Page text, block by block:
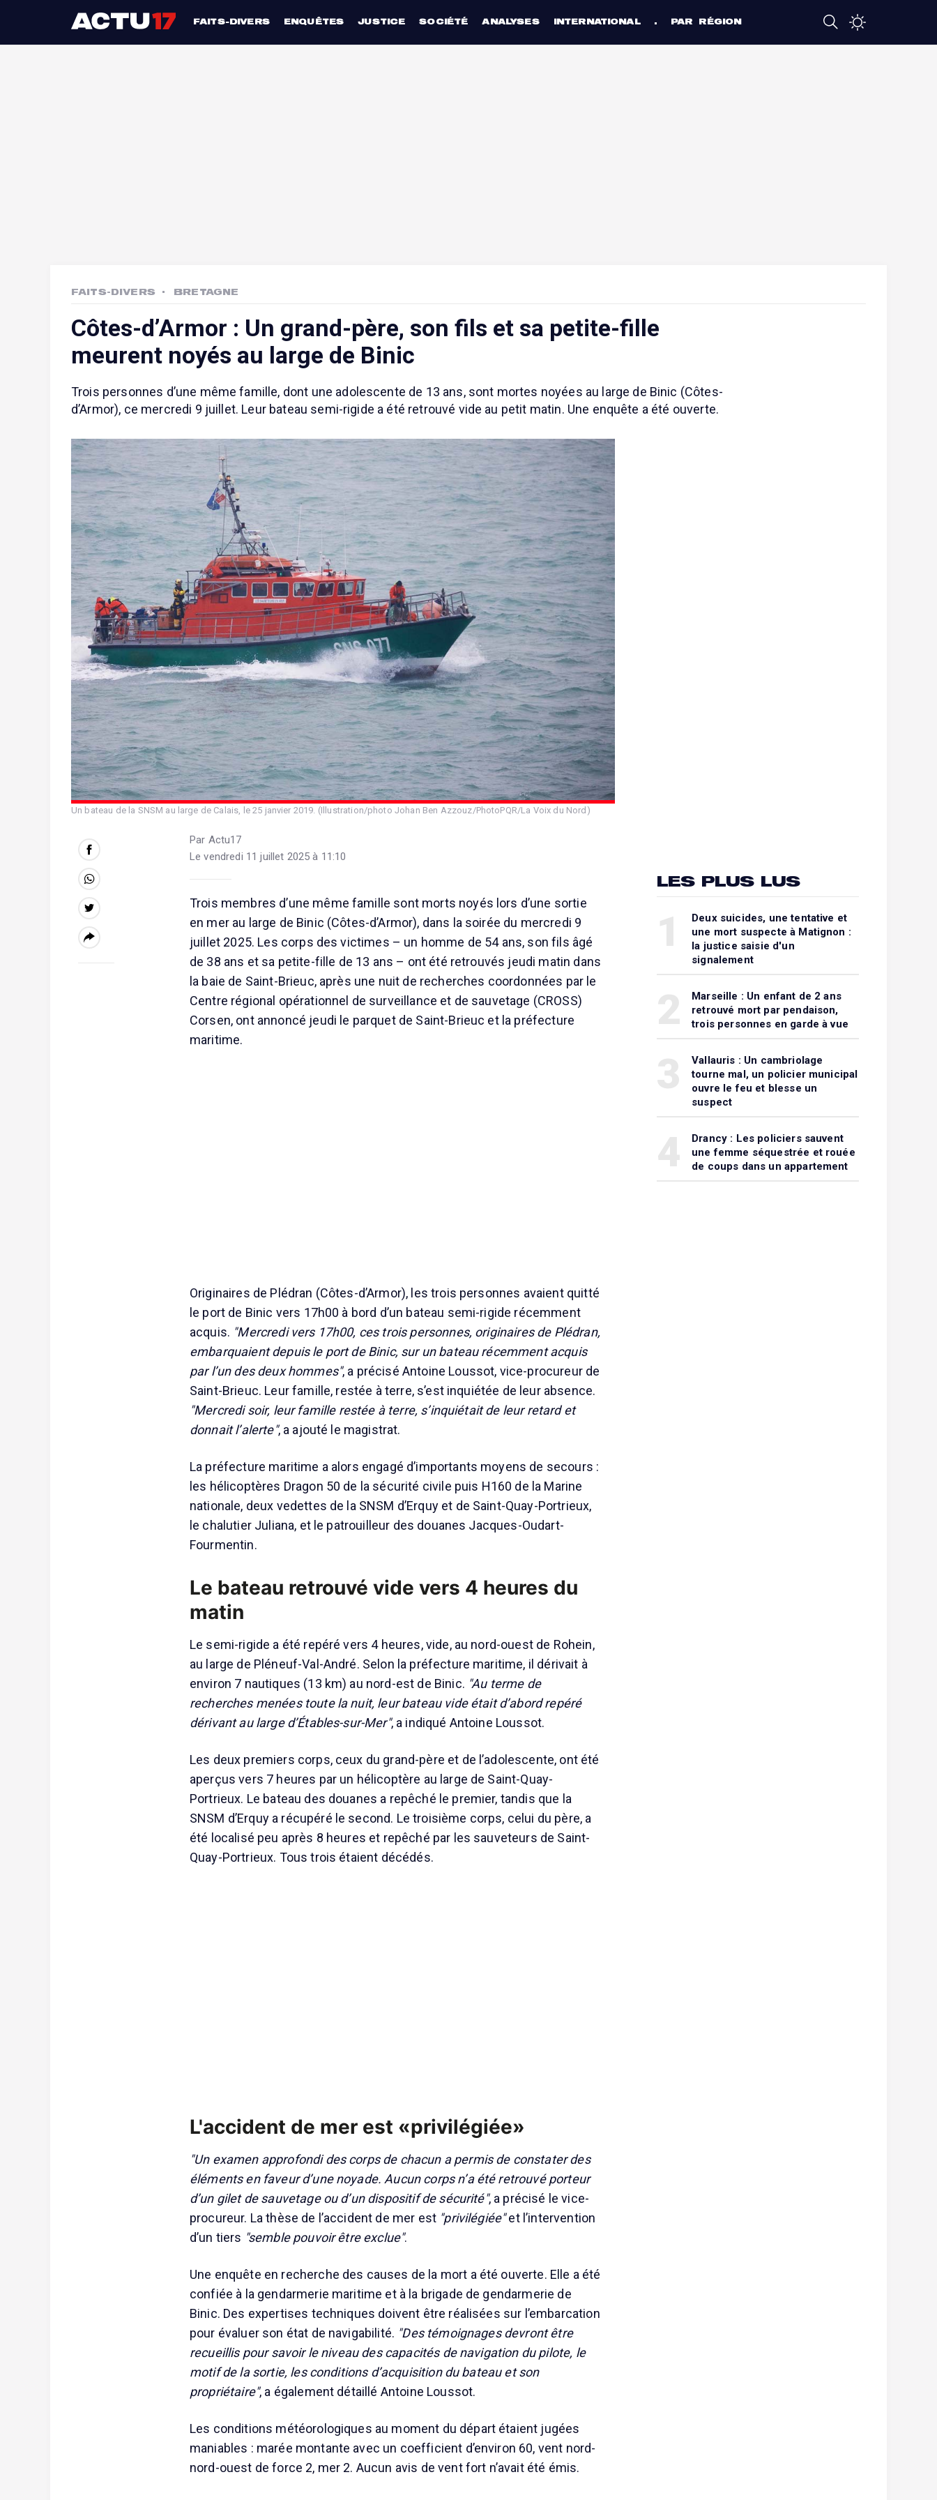
FAITS-DIVERS ENQUÊTES JUSTICE SOCIÉTÉ ANALYSES INTERNATIONAL PAR RÉGION
FAITS-DIVERS BRETAGNE
Côtes-d’Armor : Un grand-père, son fils et sa petite-fille
meurent noyés au large de Binic
Trois personnes d’une même famille, dont une adolescente de 13 ans, sont mortes noyées au large de Binic (Côtes-
d’Armor), ce mercredi 9 juillet. Leur bateau semi-rigide a été retrouvé vide au petit matin. Une enquête a été ouverte.
Un bateau de la SNSM au large de Calais, le 25 janvier 2019. (Illustration/photo Johan Ben Azzouz/PhotoPQR/La Voix du Nord)
Par Actu17
Le vendredi 11 juillet 2025 à 11:10
Trois membres d’une même famille sont morts noyés lors d’une sortie
en mer au large de Binic (Côtes-d’Armor), dans la soirée du mercredi 9
juillet 2025. Les corps des victimes – un homme de 54 ans, son fils âgé
de 38 ans et sa petite-fille de 13 ans – ont été retrouvés jeudi matin dans
la baie de Saint-Brieuc, après une nuit de recherches coordonnées par le
Centre régional opérationnel de surveillance et de sauvetage (CROSS)
Corsen, ont annoncé jeudi le parquet de Saint-Brieuc et la préfecture
maritime.
Originaires de Plédran (Côtes-d’Armor), les trois personnes avaient quitté
le port de Binic vers 17h00 à bord d’un bateau semi-rigide récemment
acquis. "Mercredi vers 17h00, ces trois personnes, originaires de Plédran,
embarquaient depuis le port de Binic, sur un bateau récemment acquis
par l’un des deux hommes", a précisé Antoine Loussot, vice-procureur de
Saint-Brieuc. Leur famille, restée à terre, s’est inquiétée de leur absence.
"Mercredi soir, leur famille restée à terre, s’inquiétait de leur retard et
donnait l’alerte", a ajouté le magistrat.
La préfecture maritime a alors engagé d’importants moyens de secours :
les hélicoptères Dragon 50 de la sécurité civile puis H160 de la Marine
nationale, deux vedettes de la SNSM d’Erquy et de Saint-Quay-Portrieux,
le chalutier Juliana, et le patrouilleur des douanes Jacques-Oudart-
Fourmentin.
Le bateau retrouvé vide vers 4 heures du
matin
Le semi-rigide a été repéré vers 4 heures, vide, au nord-ouest de Rohein,
au large de Pléneuf-Val-André. Selon la préfecture maritime, il dérivait à
environ 7 nautiques (13 km) au nord-est de Binic. "Au terme de
recherches menées toute la nuit, leur bateau vide était d’abord repéré
dérivant au large d’Étables-sur-Mer", a indiqué Antoine Loussot.
Les deux premiers corps, ceux du grand-père et de l’adolescente, ont été
aperçus vers 7 heures par un hélicoptère au large de Saint-Quay-
Portrieux. Le bateau des douanes a repêché le premier, tandis que la
SNSM d’Erquy a récupéré le second. Le troisième corps, celui du père, a
été localisé peu après 8 heures et repêché par les sauveteurs de Saint-
Quay-Portrieux. Tous trois étaient décédés.
L'accident de mer est «privilégiée»
"Un examen approfondi des corps de chacun a permis de constater des
éléments en faveur d’une noyade. Aucun corps n’a été retrouvé porteur
d’un gilet de sauvetage ou d’un dispositif de sécurité", a précisé le vice-
procureur. La thèse de l’accident de mer est "privilégiée"et l’intervention
d’un tiers "semble pouvoir être exclue".
Une enquête en recherche des causes de la mort a été ouverte. Elle a été
confiée à la gendarmerie maritime et à la brigade de gendarmerie de
Binic. Des expertises techniques doivent être réalisées sur l’embarcation
pour évaluer son état de navigabilité. "Des témoignages devront être
recueillis pour savoir le niveau des capacités de navigation du pilote, le
motif de la sortie, les conditions d’acquisition du bateau et son
propriétaire", a également détaillé Antoine Loussot.
Les conditions météorologiques au moment du départ étaient jugées
maniables : marée montante avec un coefficient d’environ 60, vent nord-
nord-ouest de force 2, mer 2. Aucun avis de vent fort n’avait été émis.
LES PLUS LUS
Deux suicides, une tentative et
une mort suspecte à Matignon :
la justice saisie d'un
signalement
Marseille : Un enfant de 2 ans
retrouvé mort par pendaison,
trois personnes en garde à vue
Vallauris : Un cambriolage
tourne mal, un policier municipal
ouvre le feu et blesse un
suspect
Drancy : Les policiers sauvent
une femme séquestrée et rouée
de coups dans un appartement